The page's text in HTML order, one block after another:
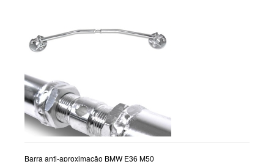
Barra anti-aproximação BMW E36 M50